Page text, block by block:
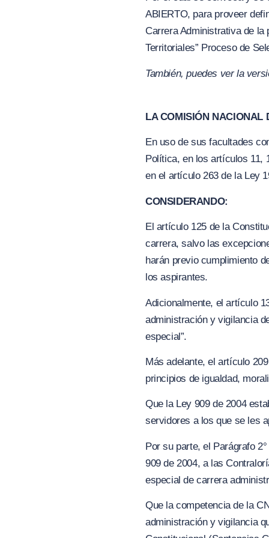
ABIERTO, para proveer
Carrera Administrativa de la
Territoriales” Proceso de
También, puedes ver la
LA COMISIÓN NACIONAL
En uso de sus facultades
Política, en los artículos 11,
en el artículo 263 de la Ley
CONSIDERANDO:
El artículo 125 de la
carrera, salvo las
harán previo cumplimiento
los aspirantes.
Adicionalmente, el artículo
administración y vigilancia
especial”.
Más adelante, el artículo
principios de igualdad,
Que la Ley 909 de 2004
servidores a los que se les
Por su parte, el Parágrafo
909 de 2004, a las
especial de carrera
Que la competencia de la
administración y vigilancia